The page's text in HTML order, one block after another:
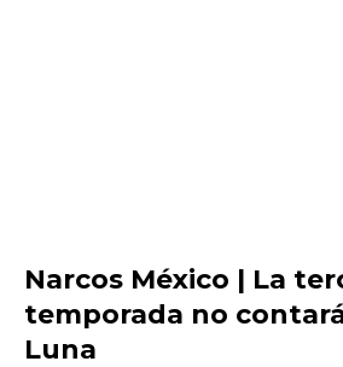
Narcos México | La
temporada no
Luna